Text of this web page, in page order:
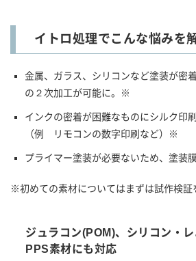
イトロ処理でこんな悩みを
金属、ガラス、シリコンなど塗装が密
の２次加工が可能に。※
インクの密着が困難なものにシルク印
（例 リモコンの数字印刷など）※
プライマー塗装が必要ないため、塗装
※初めての素材についてはまずは試作検証
ジュラコン(POM)、シリコン・レ
PPS素材にも対応